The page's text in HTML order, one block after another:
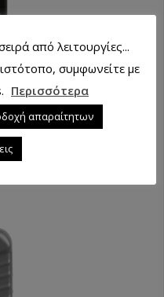
Multi-Vehicle
από λειτουργίες...
συμφωνείτε με
Περισσότερα
απαραίτητων